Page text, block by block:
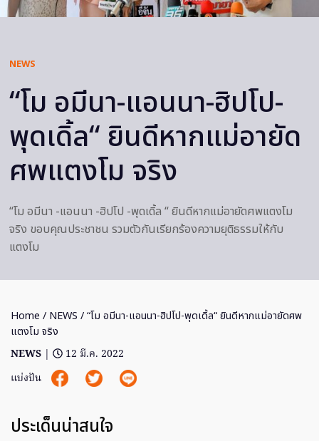
NEWS
“โม อมีนา-แอนนา-ฮิปโป-
พุดเดิ้ล“ ยินดีหากแม่อายัด
ศพแตงโม จริง
“โม อมีนา -แอนนา -ฮิปโป -พุดเดิ้ล “ ยินดีหากแม่อายัดศพแตงโม
จริง ขอบคุณประชาชน รวมตัวกันเรียกร้องความยุติธรรมให้กับ
แตงโม
Home / NEWS / “โม อมีนา-แอนนา-ฮิปโป-พุดเดิ้ล“ ยินดีหากแม่อายัดศพ
แตงโม จริง
NEWS |
12 มี.ค. 2022
แบ่งปัน
ประเด็นน่าสนใจ